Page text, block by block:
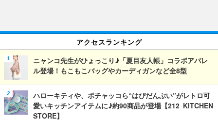
アクセスランキング
ニャンコ先生がひょっこり♪「夏目友人帳」コラボアパレ
ル登場！もこもこバッグやカーディガンなど全8型
ハローキティや、ポチャッコら“はぴだんぶい”がレトロ可
愛いキッチンアイテムに♪約90商品が登場【212 KITCHEN
STORE】